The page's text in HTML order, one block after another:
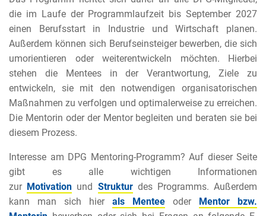
die im Laufe der Programmlaufzeit bis September 2027
einen Berufsstart in Industrie und Wirtschaft planen.
Außerdem können sich Berufseinsteiger bewerben, die sich
umorientieren oder weiterentwickeln möchten. Hierbei
stehen die Mentees in der Verantwortung, Ziele zu
entwickeln, sie mit den notwendigen organisatorischen
Maßnahmen zu verfolgen und optimalerweise zu erreichen.
Die Mentorin oder der Mentor begleiten und beraten sie bei
diesem Prozess.
Interesse am DPG Mentoring-Programm? Auf dieser Seite
gibt es alle wichtigen Informationen
zur Motivation und Strukturdes Programms. Außerdem
kann man sich hier als Mentee oder Mentor bzw.